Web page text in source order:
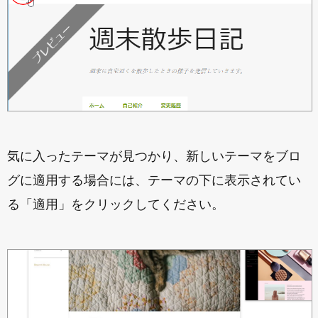
気に入ったテーマが見つかり、新しいテーマをブロ
グに適用する場合には、テーマの下に表示されてい
る「適用」をクリックしてください。